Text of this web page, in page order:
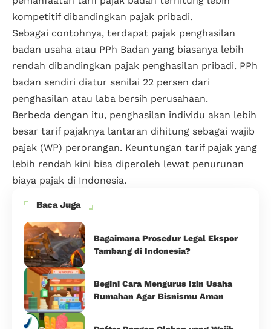
kompetitif dibandingkan pajak pribadi.
Sebagai contohnya, terdapat pajak penghasilan
badan usaha atau PPh Badan yang biasanya lebih
rendah dibandingkan pajak penghasilan pribadi. PPh
badan sendiri diatur senilai 22 persen dari
penghasilan atau laba bersih perusahaan.
Berbeda dengan itu, penghasilan individu akan lebih
besar tarif pajaknya lantaran dihitung sebagai wajib
pajak (WP) perorangan. Keuntungan tarif pajak yang
lebih rendah kini bisa diperoleh lewat penurunan
biaya pajak di Indonesia.
Baca Juga
Bagaimana Prosedur Legal Ekspor
Tambang di Indonesia?
Begini Cara Mengurus Izin Usaha
Rumahan Agar Bisnismu Aman